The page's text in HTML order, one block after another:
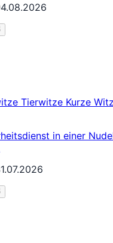
Tierwitze Kurze
in einer